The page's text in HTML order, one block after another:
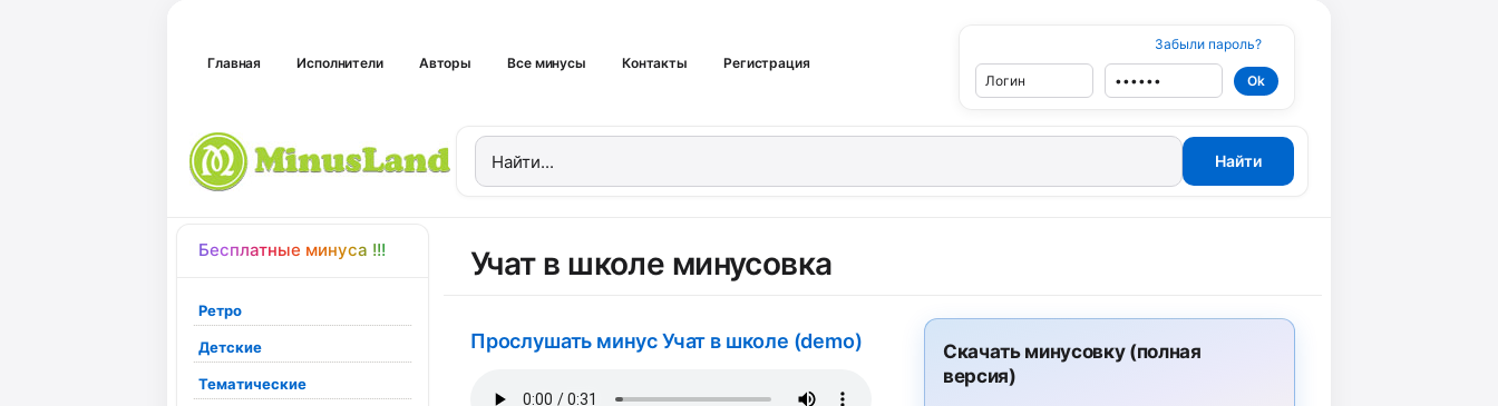
Главная Исполнители Авторы Все минусы Контакты Регистрация
Забыли пароль?
Бесплатные минуса !!!
Ретро
Детские
Тематические
Учат в школе минусовка
Прослушать минус Учат в школе (demo)
Скачать минусовку (полная
версия)